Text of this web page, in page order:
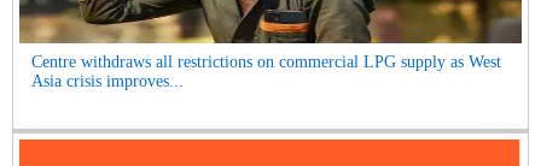
Centre withdraws all restrictions on commercial LPG supply as West
Asia crisis improves...